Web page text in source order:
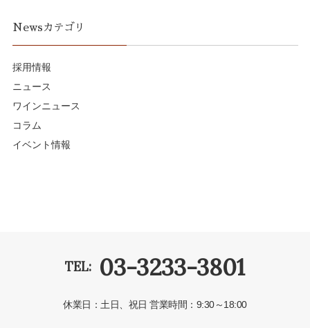
Newsカテゴリ
採用情報
ニュース
ワインニュース
コラム
イベント情報
TEL: 03-3233-3801
休業日：土日、祝日営業時間：9:30～18:00